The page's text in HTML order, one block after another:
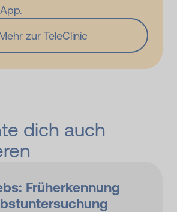
zur TeleClinic
dich auch
Früherkennung